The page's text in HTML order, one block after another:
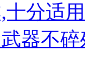
十分适
器不